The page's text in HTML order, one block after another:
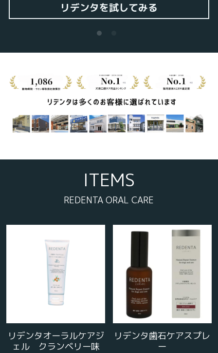
リデンタを試してみる
ITEMS
REDENTA ORAL CARE
リデンタオーラルケアジ
ェル クランベリー味
リデンタ歯石ケアスプレ
ー